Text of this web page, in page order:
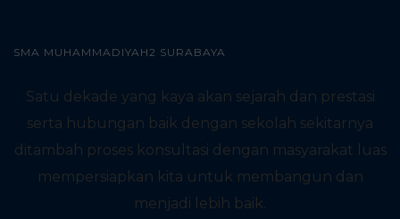
SMA MUHAMMADIYAH2 SURABAYA
Satu dekade yang kaya akan sejarah dan prestasi
serta hubungan baik dengan sekolah sekitarnya
ditambah proses konsultasi dengan masyarakat luas
mempersiapkan kita untuk membangun dan
menjadi lebih baik.